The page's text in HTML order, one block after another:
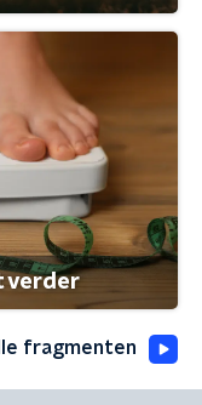
verder
fragmenten